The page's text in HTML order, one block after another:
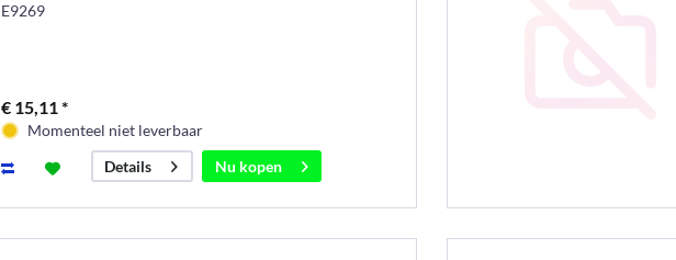
E9269
€ 15,11 *
Momenteel niet leverbaar
Details
Nu kopen